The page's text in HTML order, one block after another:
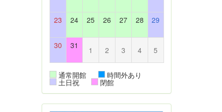
23 24 25 26 27 28 29
30 31 1 2 3 4 5
通常開館 時間外あり
土日祝 閉館